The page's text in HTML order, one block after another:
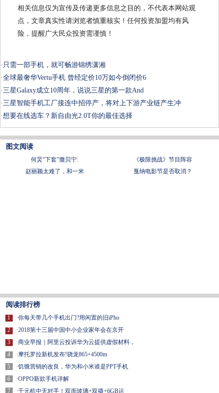
相关信息仅为宣传及传递更多信息之目的，不代表本网站观
点，文章真实性请浏览者慎重核实！任何投资加盟均有风
险，提醒广大民众投资需谨慎！
· 只需一部手机，就可畅游锦绣潇湘
·全球最奢华Vertu手机 曾经定价10万如今倒闭价6
·三星Galaxy成立10周年，说说三星的第一款And
·三星智能手机工厂接连中招停产，将对上下游产业链产生冲
·想要在线选车？新自由光2.0T你的最佳选择
图文阅读
何炅“下套”撒贝宁:
《极限挑战》节目阵容
赵丽颖太难了，和一米
戛纳电影节是否取消？
阅读排行榜
1
2
3
4
5
6
7
·你每天带几个手机出门?用闲置的旧iPho
·2018第十三届中国中小企业家年会在京开
·商业早报｜阿里云投诉华为云提供虚假材料，
·摩托罗拉新机发布!骁龙865+4500m
·饥饿营销的改良，华为和小米谁是PPT手机
·OPPO新款手机详解
·千元机中无对手！双面玻璃+双摄+6GB运